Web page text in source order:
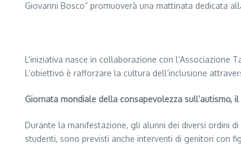
Giovanni Bosco” promuoverà una mattinata dedicata
L’iniziativa nasce in collaborazione con
L’obiettivo è rafforzare la cultura dell’inclusione
Giornata mondiale della consapevolezza sull’autismo,
Durante la manifestazione, gli alunni dei diversi ordini
studenti, sono previsti anche interventi di genitori con